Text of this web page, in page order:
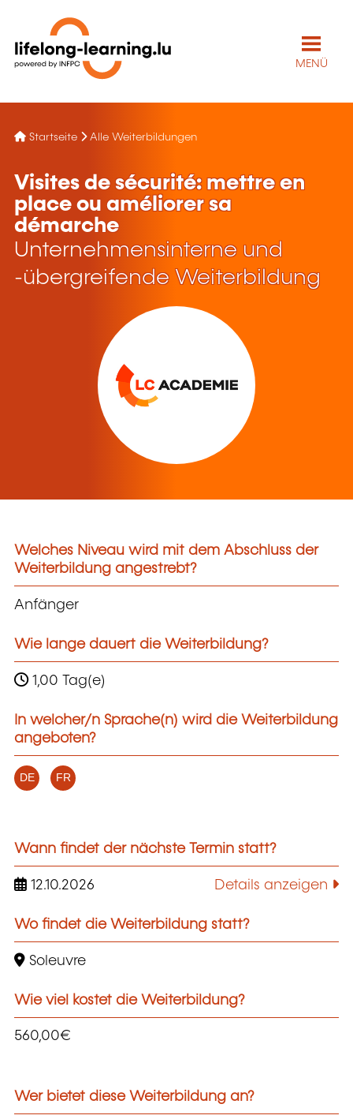
MENÜ
Startseite Alle Weiterbildungen
Visites de sécurité: mettre en
place ou améliorer sa
démarche
Unternehmensinterne und
-übergreifende Weiterbildung
Welches Niveau wird mit dem Abschluss der
Weiterbildung angestrebt?
Anfänger
Wie lange dauert die Weiterbildung?
1,00 Tag(e)
In welcher/n Sprache(n) wird die Weiterbildung
angeboten?
DE FR
Wann findet der nächste Termin statt?
12.10.2026 Details anzeigen
Wo findet die Weiterbildung statt?
Soleuvre
Wie viel kostet die Weiterbildung?
560,00€
Wer bietet diese Weiterbildung an?